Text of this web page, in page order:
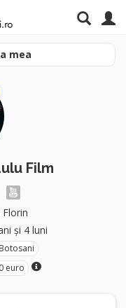
mea
Film
și 4 luni
Botosani
euro